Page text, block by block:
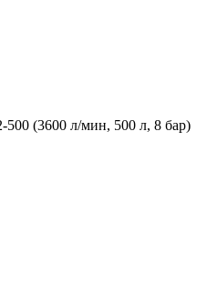
(3600 л/мин, 500 л, 8 бар)